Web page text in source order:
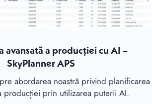
avansată a producției cu AI –
SkyPlanner APS
abordarea noastră privind planificarea
producției prin utilizarea puterii AI.